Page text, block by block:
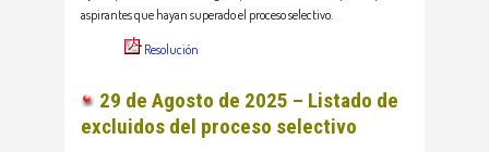
aspirantes que hayan superado el proceso selectivo.
Resolución
29 de Agosto de 2025 – Listado de
excluidos del proceso selectivo